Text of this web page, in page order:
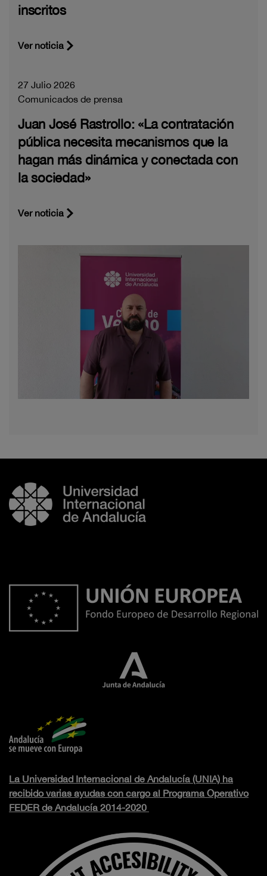
inscritos
Ver noticia
27 Julio 2026
Comunicados de prensa
Juan José Rastrollo: «La contratación
pública necesita mecanismos que la
hagan más dinámica y conectada con
la sociedad»
Ver noticia
La Universidad Internacional de Andalucía (UNIA) ha
recibido varias ayudas con cargo al Programa Operativo
FEDER de Andalucía 2014-2020